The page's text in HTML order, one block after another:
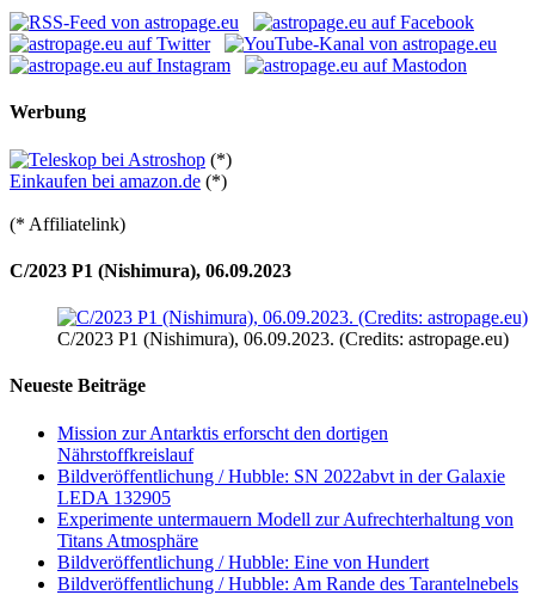
Werbung
(*)
Einkaufen bei amazon.de (*)
(* Affiliatelink)
C/2023 P1 (Nishimura), 06.09.2023
C/2023 P1 (Nishimura), 06.09.2023. (Credits: astropage.eu)
Neueste Beiträge
Mission zur Antarktis erforscht den dortigen
Nährstoffkreislauf
Bildveröffentlichung / Hubble: SN 2022abvt in der Galaxie
LEDA 132905
Experimente untermauern Modell zur Aufrechterhaltung von
Titans Atmosphäre
Bildveröffentlichung / Hubble: Eine von Hundert
Bildveröffentlichung / Hubble: Am Rande des Tarantelnebels